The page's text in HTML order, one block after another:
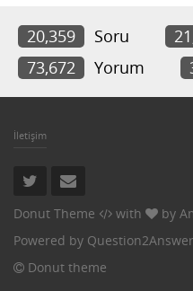
20,359 Soru
73,672
Yorum
İletişim
Donut Theme with by
Powered by Question2Answer
Donut theme